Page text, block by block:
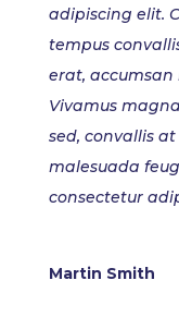
adipiscing elit.
tempus
erat,
Vivamus
sed, convallis
malesuada
consectetur
Martin Smith